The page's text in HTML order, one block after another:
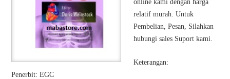
online kami dengan harga
relatif murah. Untuk
Pembelian, Pesan, Silahkan
hubungi sales Suport kami.
Keterangan:
Penerbit: EGC